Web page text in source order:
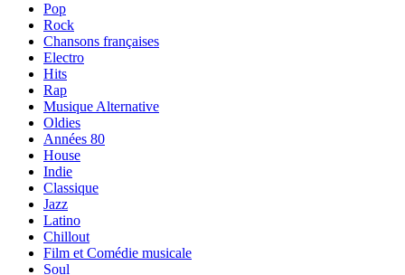
Pop
Rock
Chansons françaises
Electro
Hits
Rap
Musique Alternative
Oldies
Années 80
House
Indie
Classique
Jazz
Latino
Chillout
Film et Comédie musicale
Soul